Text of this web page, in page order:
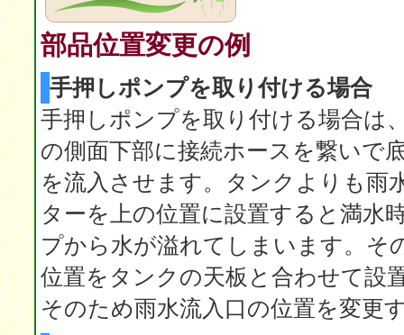
部品位置変更の例
手押しポンプを取り付ける場合
手押しポンプを取り付ける場合は
の側面下部に接続ホースを繋いで
を流入させます。タンクよりも雨
ターを上の位置に設置すると満水
プから水が溢れてしまいます。そ
位置をタンクの天板と合わせて設
そのため雨水流入口の位置を変更